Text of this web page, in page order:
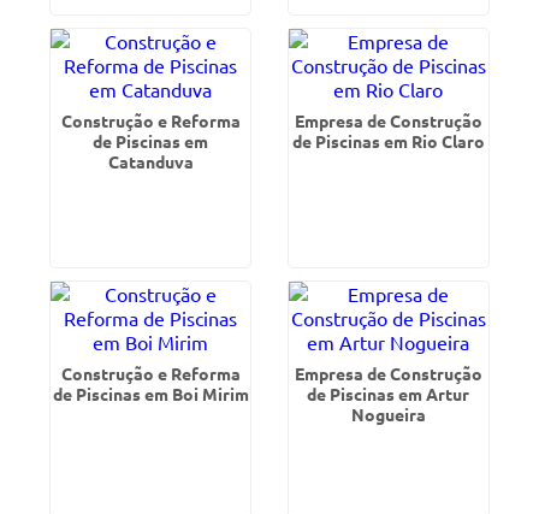
Construção e Reforma
de Piscinas em
Catanduva
Empresa de Construção
de Piscinas em Rio Claro
Construção e Reforma
de Piscinas em Boi Mirim
Empresa de Construção
de Piscinas em Artur
Nogueira